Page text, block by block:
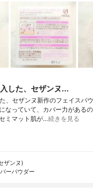
した、セザンヌ...
、セザンヌ新作のフェイスパ
なっていて、カバー力がある
ミマット肌が…続きを見る
ザンヌ)
ーパウダー